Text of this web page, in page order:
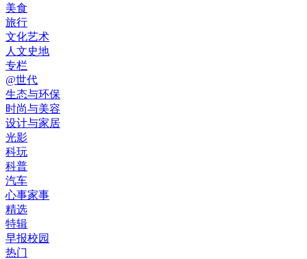
美食
旅行
文化艺术
人文史地
专栏
@世代
生态与环保
时尚与美容
设计与家居
光影
科玩
科普
汽车
心事家事
精选
特辑
早报校园
热门